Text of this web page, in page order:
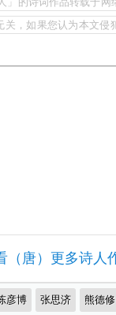
关，如果您认为本文侵
（唐）更多诗人
彦博 张思济 熊德修